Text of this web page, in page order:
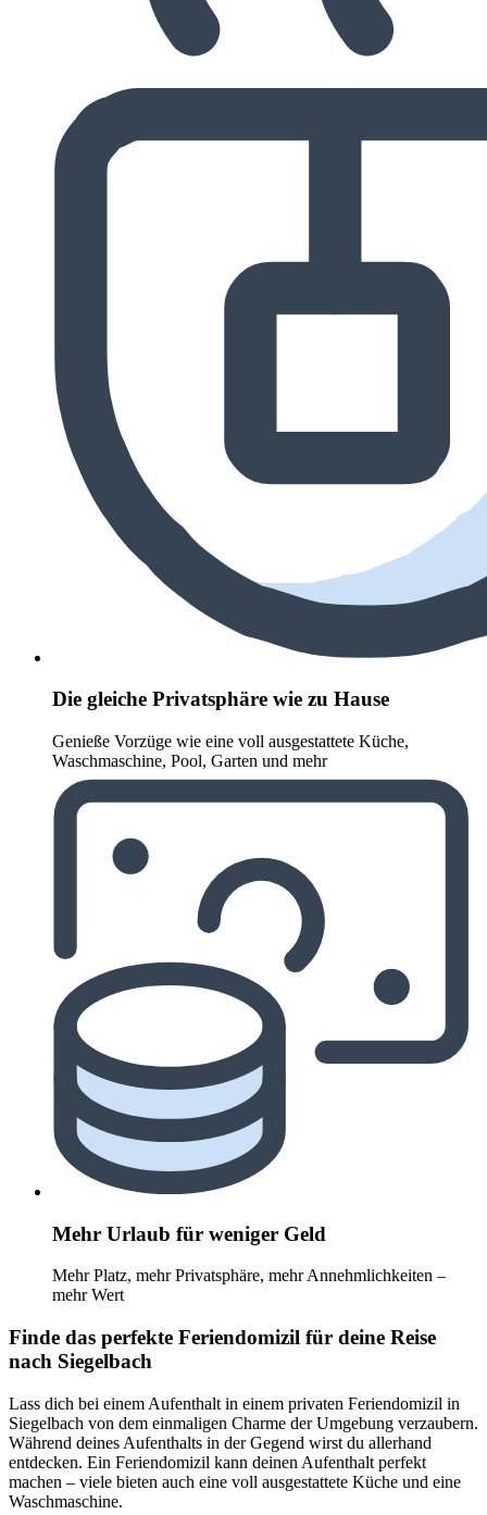
Die gleiche Privatsphäre wie zu Hause
Genieße Vorzüge wie eine voll ausgestattete Küche,
Waschmaschine, Pool, Garten und mehr
Mehr Urlaub für weniger Geld
Mehr Platz, mehr Privatsphäre, mehr Annehmlichkeiten –
mehr Wert
Finde das perfekte Feriendomizil für deine Reise
nach Siegelbach
Lass dich bei einem Aufenthalt in einem privaten Feriendomizil in
Siegelbach von dem einmaligen Charme der Umgebung verzaubern.
Während deines Aufenthalts in der Gegend wirst du allerhand
entdecken. Ein Feriendomizil kann deinen Aufenthalt perfekt
machen – viele bieten auch eine voll ausgestattete Küche und eine
Waschmaschine.